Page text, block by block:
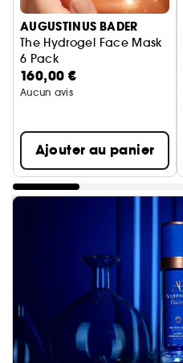
Ignorer le carrousel produits
AUGUSTINUS BADER
The Hydrogel Face Mask
6 Pack
Masque Hydrogel
160,00 €
Aucun avis
Ajouter au panier